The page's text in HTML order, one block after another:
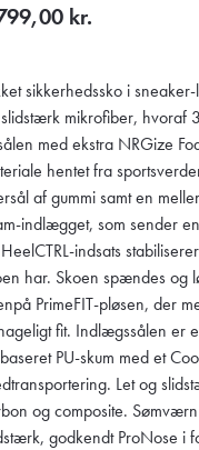
kr.
sikkerhedssko i
mikrofiber, hvoraf
med ekstra NRGize
hentet fra
af gummi samt en
indlægget, som sender
indsats
har. Skoen spændes og
PrimeFIT-pløsen, der
fit. Indlægssålen er
PU-skum med et
Let og
og composite.
godkendt ProNose i